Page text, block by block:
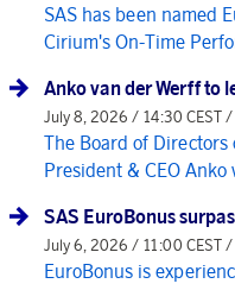
SAS has been named
Cirium's On-Time
Anko van der Werff to
July 8, 2026 / 14:30 CEST /
The Board of Directors
President & CEO
SAS EuroBonus
July 6, 2026 / 11:00 CEST /
EuroBonus is